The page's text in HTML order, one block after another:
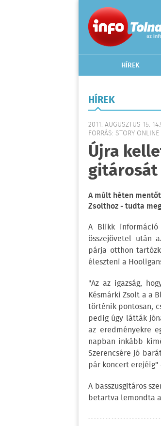
HÍREK
HÍREK
2011. AUGUSZTUS 15.
FORRÁS: STORY ONLINE
Újra
gitárosát
A múlt héten
Zsolthoz - tudta
A Blikk
összejövetel után
párja otthon
éleszteni a
"Az az igazság,
Késmárki Zsolt a a
történik pontosan,
pedig úgy látták
az eredményekre
napban inkább
Szerencsére jó
pár koncert
A basszusgitáros
betartva lemondta